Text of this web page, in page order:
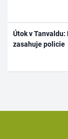
Útok v
zasahuje policie